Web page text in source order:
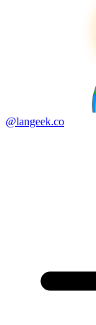
@langeek.co